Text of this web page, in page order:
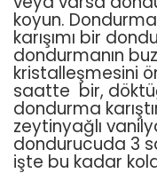
koyun.
karışımı bir
dondurmanın
kristalleşmesini
saatte bir,
dondurma
zeytinyağlı
dondurucuda 3
işte bu kadar